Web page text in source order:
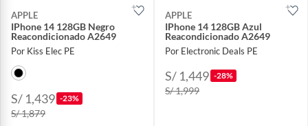
APPLE
IPhone 14 128GB Negro
Reacondicionado A2649
Por Kiss Elec PE
S/ 1,439 -23%
S/ 1,879
APPLE
IPhone 14 128GB Azul
Reacondicionado A2649
Por Electronic Deals PE
S/ 1,449 -28%
S/ 1,999